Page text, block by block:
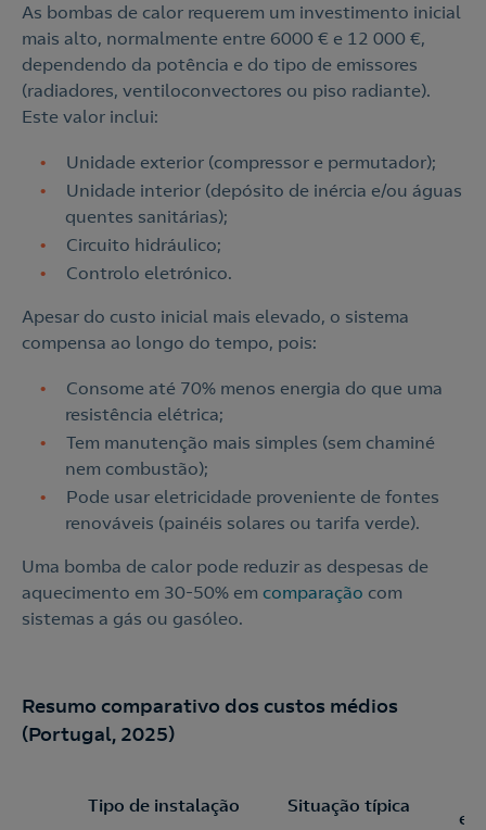
Ao preencher este formulário, entraremos em contacto
consigo para lhe fazer chegar a nossa oferta de
Eletricidade e Gás.
Aceite aPolítica de Privacidade
As bombas de calor requerem um investimento inicial
mais alto, normalmente entre 6000 € e 12 000 €,
dependendo da potência e do tipo de emissores
(radiadores, ventiloconvectores ou piso radiante).
Este valor inclui:
Unidade exterior (compressor e permutador);
Unidade interior (depósito de inércia e/ou águas
quentes sanitárias);
Circuito hidráulico;
Controlo eletrónico.
Apesar do custo inicial mais elevado, o sistema
compensa ao longo do tempo, pois:
Consome até 70% menos energia do que uma
resistência elétrica;
Tem manutenção mais simples (sem chaminé
nem combustão);
Pode usar eletricidade proveniente de fontes
renováveis (painéis solares ou tarifa verde).
Uma bomba de calor pode reduzir as despesas de
aquecimento em 30-50% em comparação com
sistemas a gás ou gasóleo.
Resumo comparativo dos custos médios
(Portugal, 2025)
Tipo de instalação Situação típica